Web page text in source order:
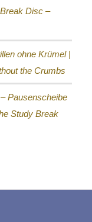
Disc –
ohne Krümel |
the Crumbs
Pausenscheibe
Study Break